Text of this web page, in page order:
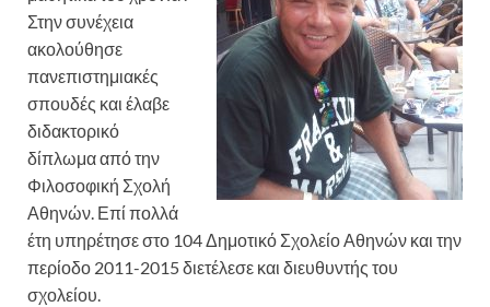
Στην συνέχεια
ακολούθησε
πανεπιστημιακές
σπουδές και έλαβε
διδακτορικό
δίπλωμα από την
Φιλοσοφική Σχολή
Αθηνών. Επί πολλά
έτη υπηρέτησε στο 104 Δημοτικό Σχολείο Αθηνών και την
περίοδο 2011-2015 διετέλεσε και διευθυντής του
σχολείου.